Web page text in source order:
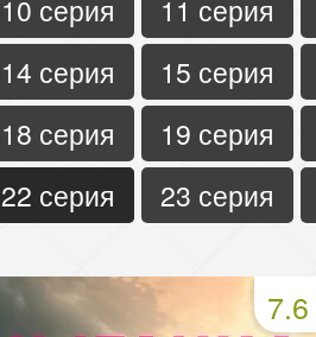
10 серия
11 серия
14 серия
15 серия
18 серия
19 серия
22 серия 23 серия
7.6